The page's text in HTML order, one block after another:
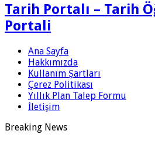
Tarih Portalı – Tarih
Portali
Ana Sayfa
Hakkımızda
Kullanım Şartları
Çerez Politikası
Yıllık Plan Talep Formu
İletişim
Breaking News